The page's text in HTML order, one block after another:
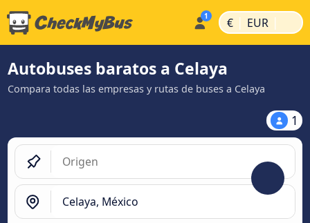
€ | EUR |
Autobuses baratos a Celaya
Compara todas las empresas y rutas de buses a Celaya
1